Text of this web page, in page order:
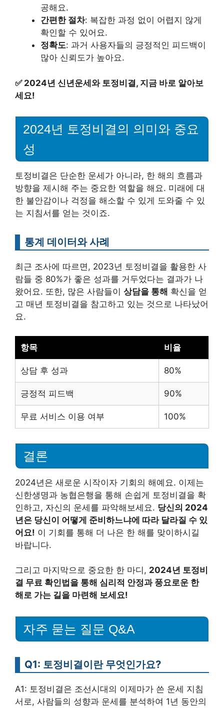
공해요.
간편한 절차: 복잡한 과정 없이 어렵지 않게
확인할 수 있어요.
정확도: 과거 사용자들의 긍정적인 피드백이
많아 신뢰도가 높아요.
✅ 2024년 신년운세와 토정비결, 지금 바로 알아보
세요!
2024년 토정비결의 의미와 중요
성
토정비결은 단순한 운세가 아니라, 한 해의 흐름과
방향을 제시해 주는 중요한 역할을 해요. 미래에 대
한 불안감이나 걱정을 해소할 수 있게 도와줄 수 있
는 지침서를 얻는 것이죠.
통계 데이터와 사례
최근 조사에 따르면, 2023년 토정비결을 활용한 사
람들 중 80%가 좋은 성과를 거두었다는 결과가 나
왔어요. 또한, 많은 사람들이 상담을 통해 확신을 얻
고 매년 토정비결을 참고하고 있는 것으로 나타났어
요.
항목 비율
상담 후 성과 80%
긍정적 피드백 90%
무료 서비스 이용 여부 100%
결론
2024년은 새로운 시작이자 기회의 해예요. 이제는
신한생명과 농협은행을 통해 손쉽게 토정비결을 확
인하고, 자신의 운세를 파악해보세요. 당신의 2024
년은 당신이 어떻게 준비하느냐에 따라 달라질 수 있
어요! 이 기회를 통해 더 나은 한 해를 맞이하시길
바랍니다.
그리고 마지막으로 중요한 한 마디, 2024년 토정비
결 무료 확인법을 통해 심리적 안정과 풍요로운 한
해로 가는 길을 마련해 보세요!
자주 묻는 질문 Q&A
Q1: 토정비결이란 무엇인가요?
A1: 토정비결은 조선시대의 이제마가 쓴 운세 지침
서로, 사람들의 성향과 운세를 분석하여 1년 동안의